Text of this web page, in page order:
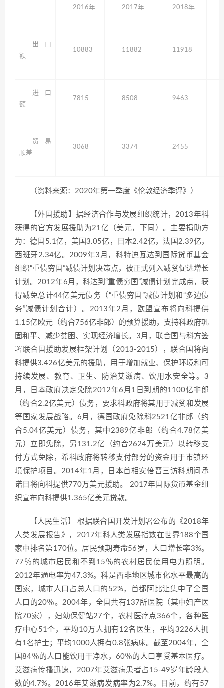
2016年 2017年 2018年
出口
额
10883 11882 11918
进口
额
7815 8508 9463
贸易
顺差
3068 3374 2455
（资料来源：2020年第一季度《伦敦经济季评》）
【外国援助】据经济合作与发展组织统计，2013年科
获得的官方发展援助为21亿（美元，下同）。主要捐助方
为：德国5.1亿，美国3.05亿，日本2.42亿，法国2.39亿，
西班牙2.34亿。2009年3月，科特迪瓦达到国际货币基金
组织“重债穷国”减债计划决策点，被正式列入减贫促进增长
计划。2012年6月，科达到“重债穷国”减债计划完成点，获
得减免总计44亿美元债务（“重债穷国”减债计划和“多边债
务”减债计划合计）。2013年2月，欧盟宣布将向科提供
1.15亿欧元（约合756亿非郎）的预算援助，支持科政府巩
固和平、减少贫困、实现经济增长。3月，联合国与科方签
署联合国援助发展框架计划（2013-2015），联合国将向
科提供3.426亿美元的援助，用于增加就业、保护环境和可
持续发展、教育、卫生、防治艾滋病、饮用水安全等。3
月，日本政府决定免除2012年6月1日到期的1100亿非郎
（约合2.2亿美元）债务，要求科政府将其用于减贫和发展
等国家发展战略。6月，德国政府免除科2521亿非郎（约
合5.04亿美元）债务，其中2389亿非郎（约合4.78亿美
元）立即免除，另131.2亿（约合2624万美元）以转移支
付方式免除，希科政府将转移支付部分的资金用于市镇环
境保护项目。2014年1月，日本首相安倍晋三访科期间承
诺日将向科提供770万美元援助。 2017年国际货币基金组
织宣布向科提供1.365亿美元贷款。
【人民生活】 根据联合国开发计划署公布的《2018年
人类发展报告》，2017年科人类发展指数在世界188个国
家中排名第170位。居民预期寿命56岁，人口增长率3%。
77％的城市居民和不到15％的农村居民使用电力照明。
2012年通电率为47.3%。科是西非地区城市化水平最高的
国家，城市人口占总人口的52%，首都阿比让集中了全国
人口的20％。2004年，全国共有137所医院（其中妇产医
院70家），妇幼保健站27个，农村医疗点366个，各种医
疗中心51个，平均10万人拥有12名医生，平均3226人拥
有1名护士；平均1000人拥有0.8张病床。截至2004年，全
国84％的人口能饮用干净水，60％的人口享受基本医疗。
艾滋病传播迅速，2007年艾滋病患者占15-49岁年龄段人
数的4.7%。2016年艾滋病发病率为2.7%。目前，约有57